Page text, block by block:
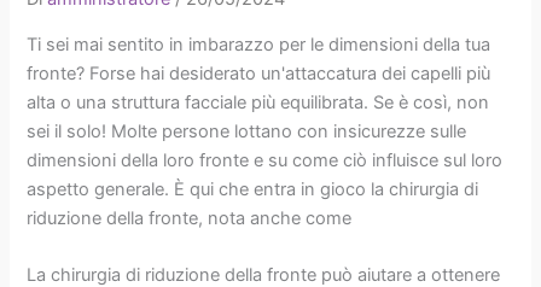
Ti sei mai sentito in imbarazzo per le dimensioni della tua
fronte? Forse hai desiderato un'attaccatura dei capelli più
alta o una struttura facciale più equilibrata. Se è così, non
sei il solo! Molte persone lottano con insicurezze sulle
dimensioni della loro fronte e su come ciò influisce sul loro
aspetto generale. È qui che entra in gioco la chirurgia di
riduzione della fronte, nota anche come
La chirurgia di riduzione della fronte può aiutare a ottenere